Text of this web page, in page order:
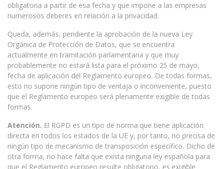
obligatoria a partir de esa fecha y que impone a las empresas
numerosos deberes en relación a la privacidad.
Queda, además, pendiente la aprobación de la nueva Ley
Orgánica de Protección de Datos, que se encuentra
actualmente en tramitación parlamentaria y que muy
probablemente no estará lista para el próximo 25 de mayo,
fecha de aplicación del Reglamento europeo. De todas formas,
esto no supone ningún tipo de ventaja o inconveniente, puesto
que el Reglamento europeo será plenamente exigible de todas
formas.
Atención. El RGPD es un tipo de norma que tiene aplicación
directa en todos los estados de la UE y, por tanto, no precisa de
ningún tipo de mecanismo de transposición específico. Dicho de
otra forma, no hace falta que exista ninguna ley española para
que el Reglamento europeo resulte obligatorio, es exigible